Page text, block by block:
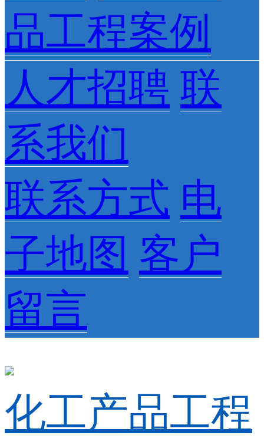
品工程案例
人才招聘 联
系我们
联系方式 电
子地图 客户
留言
化工产品工程